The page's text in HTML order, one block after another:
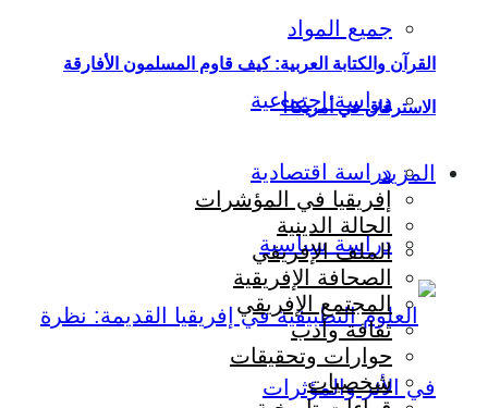
جميع المواد
دراسة اجتماعية
دراسة اقتصادية
دراسة سياسية
القرآن والكتابة العربية: كيف قاوم المسلمون الأفارقة
الاسترقاق في أمريكا؟
المزيد
إفريقيا في المؤشرات
الحالة الدينية
الملف الإفريقي
الصحافة الإفريقية
المجتمع الإفريقي
ثقافة وأدب
حوارات وتحقيقات
شخصيات